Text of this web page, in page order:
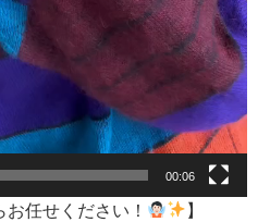
00:06
お任せください！
】